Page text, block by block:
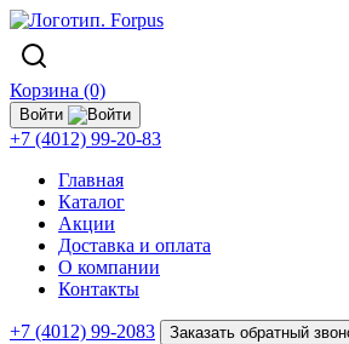
Корзина (0)
Войти
+7 (4012) 99-20-83
Главная
Каталог
Акции
Доставка и оплата
О компании
Контакты
+7 (4012) 99-2083 Заказать обратный